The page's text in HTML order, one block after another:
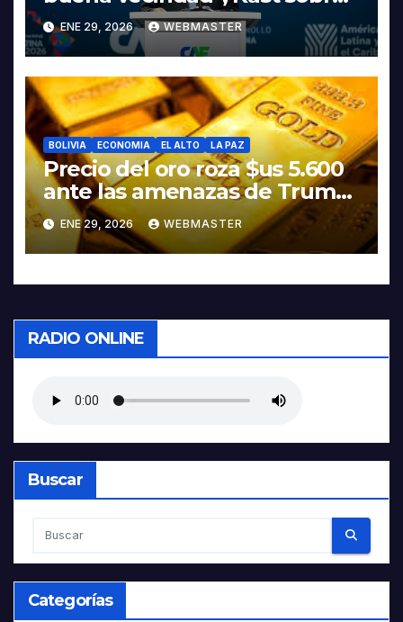
discurso del presidente
Rodrigo Paz
ENE 29, 2026 WEBMASTER
BOLIVIA ECONOMIA EL ALTO LA PAZ
Precio del oro roza $us 5.600
ante las amenazas de Trump
contra Irán
ENE 29, 2026 WEBMASTER
RADIO ONLINE
Buscar
Categorías